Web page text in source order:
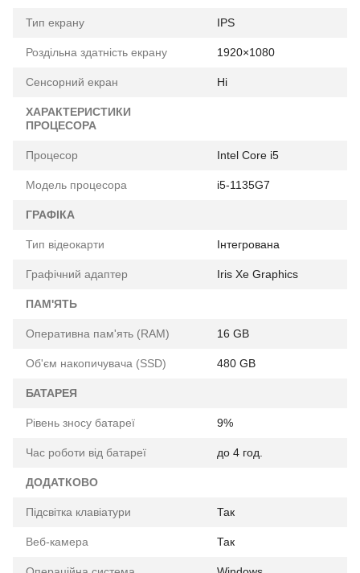
Тип екрану IPS
Роздільна здатність екрану 1920×1080
Сенсорний екран Ні
ХАРАКТЕРИСТИКИ
ПРОЦЕСОРА
Процесор Intel Core i5
Модель процесора i5-1135G7
ГРАФІКА
Тип відеокарти Інтегрована
Графічний адаптер Iris Xe Graphics
ПАМ'ЯТЬ
Оперативна пам'ять (RAM) 16 GB
Об'єм накопичувача (SSD) 480 GB
БАТАРЕЯ
Рівень зносу батареї 9%
Час роботи від батареї до 4 год.
ДОДАТКОВО
Підсвітка клавіатури Так
Веб-камера Так